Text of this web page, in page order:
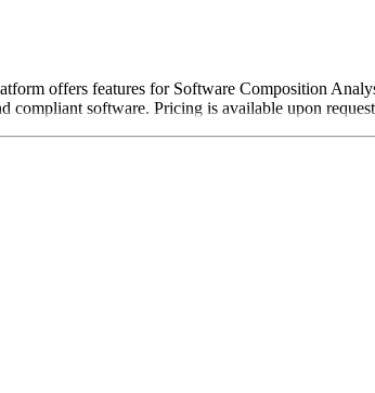
offers features for Software Composition
compliant software. Pricing is available upon